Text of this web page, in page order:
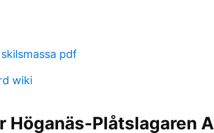
pdf
wiki
Höganäs-Plåtslagaren